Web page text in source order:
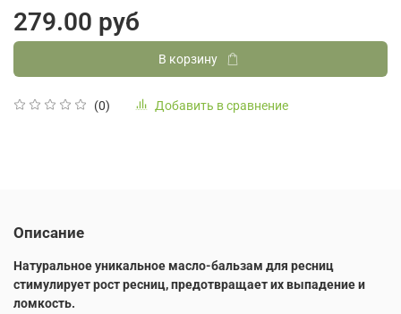
(0) Добавить в сравнение
279.00 руб
В корзину
Описание
Натуральное уникальное масло-бальзам для ресниц
стимулируетрост ресниц, предотвращает их выпадение и
ломкость.